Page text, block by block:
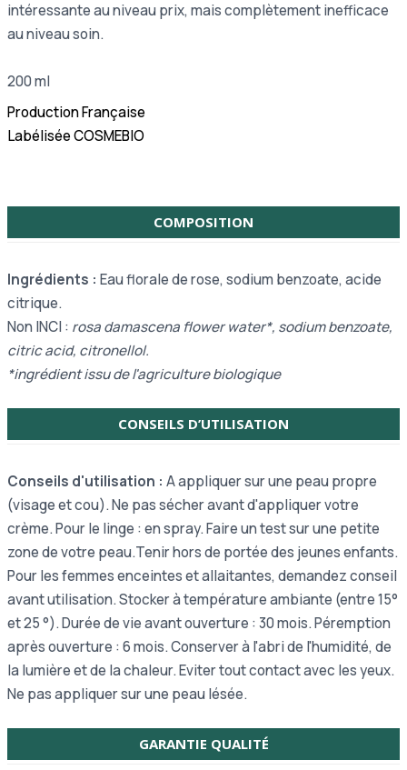
intéressante au niveau prix, mais complètement inefficace
au niveau soin.
200 ml
Production Française
Labélisée COSMEBIO
COMPOSITION
Ingrédients : Eau florale de rose, sodium benzoate, acide
citrique.
Non INCI : rosa damascena flower water*, sodium benzoate,
citric acid, citronellol.
*ingrédient issu de l'agriculture biologique
CONSEILS D’UTILISATION
Conseils d'utilisation : A appliquer sur une peau propre
(visage et cou). Ne pas sécher avant d'appliquer votre
crème. Pour le linge : en spray. Faire un test sur une petite
zone de votre peau.Tenir hors de portée des jeunes enfants.
Pour les femmes enceintes et allaitantes, demandez conseil
avant utilisation. Stocker à température ambiante (entre 15°
et 25 °). Durée de vie avant ouverture : 30 mois. Péremption
après ouverture : 6 mois. Conserver à l'abri de l'humidité, de
la lumière et de la chaleur. Eviter tout contact avec les yeux.
Ne pas appliquer sur une peau lésée.
GARANTIE QUALITÉ